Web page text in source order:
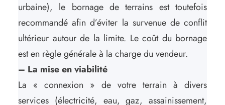
urbaine), le bornage de terrains est toutefois
recommandé afin d’éviter la survenue de conflit
ultérieur autour de la limite. Le coût du bornage
est en règle générale à la charge du vendeur.
– La mise en viabilité
La « connexion » de votre terrain à divers
services (électricité, eau, gaz, assainissement,